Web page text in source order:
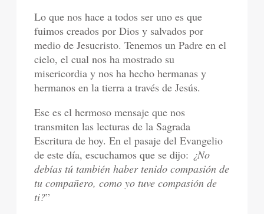
Lo que nos hace a todos ser uno es que
fuimos creados por Dios y salvados por
medio de Jesucristo. Tenemos un Padre en el
cielo, el cual nos ha mostrado su
misericordia y nos ha hecho hermanas y
hermanos en la tierra a través de Jesús.
Ese es el hermoso mensaje que nos
transmiten las lecturas de la Sagrada
Escritura de hoy. En el pasaje del Evangelio
de este día, escuchamos que se dijo: ¿No
debías tú también haber tenido compasión de
tu compañero, como yo tuve compasión de
ti?”